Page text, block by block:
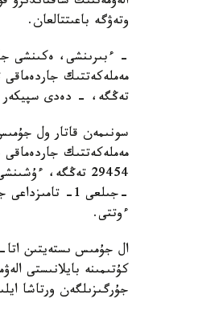
وتەۋگە باعىتتالعان.
تەڭگە، - دەدى سپيكەر
سونىمەن قاتار ول جۇمىس
ءوتتى.
ال جۇمىس ىستەيتىن اتا-
كۇتىمىنە بايلانىستى
جۇرگىزىلگەن ورتاشا ايلىق تابىستىڭ